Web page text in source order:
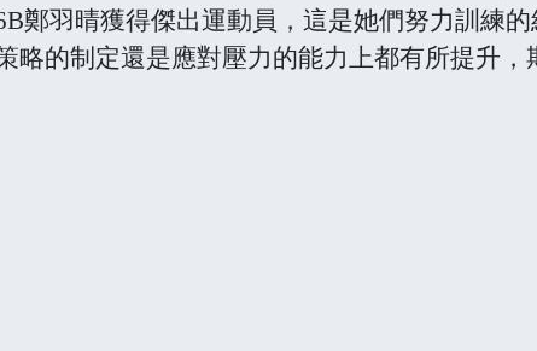
鄭羽晴獲得傑出運動員，這是她們努力訓練
略的制定還是應對壓力的能力上都有所提升